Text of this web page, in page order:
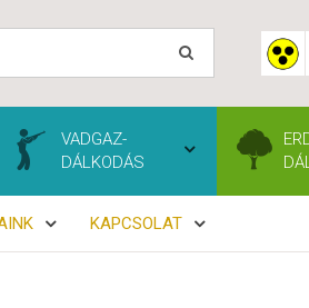
VADGAZ-
DÁLKODÁS
KAPCSOLAT